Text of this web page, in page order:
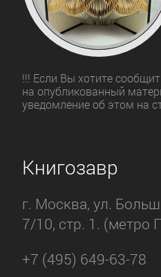
!!! Если Вы хотите
на опубликованный
уведомление об этом на
Книгозавр
г. Москва, ул.
7/10, стр. 1. (метро
+7 (495) 649-63-78